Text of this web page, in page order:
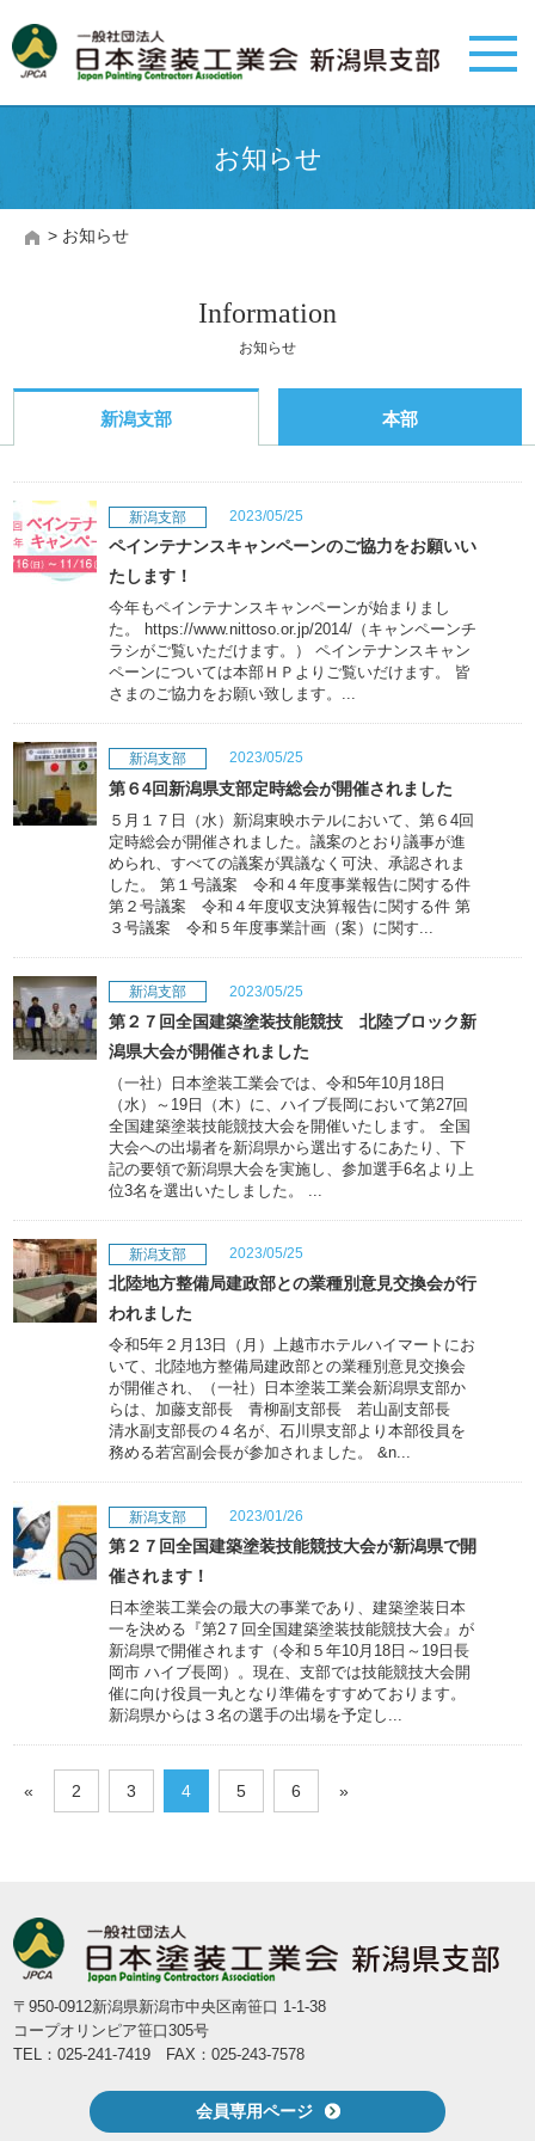
お知らせ
> お知らせ
Information
お知らせ
新潟支部 本部
新潟支部 2023/05/25
ペインテナンスキャンペーンのご協力をお願いい
たします！
今年もペインテナンスキャンペーンが始まりまし
た。 https://www.nittoso.or.jp/2014/（キャンペーンチ
ラシがご覧いただけます。） ペインテナンスキャン
ペーンについては本部ＨＰよりご覧いだけます。 皆
さまのご協力をお願い致します。...
新潟支部 2023/05/25
第６4回新潟県支部定時総会が開催されました
５月１７日（水）新潟東映ホテルにおいて、第６4回
定時総会が開催されました。議案のとおり議事が進
められ、すべての議案が異議なく可決、承認されま
した。 第１号議案 令和４年度事業報告に関する件
第２号議案 令和４年度収支決算報告に関する件 第
３号議案 令和５年度事業計画（案）に関す...
新潟支部 2023/05/25
第２７回全国建築塗装技能競技 北陸ブロック新
潟県大会が開催されました
（一社）日本塗装工業会では、令和5年10月18日
（水）～19日（木）に、ハイブ長岡において第27回
全国建築塗装技能競技大会を開催いたします。 全国
大会への出場者を新潟県から選出するにあたり、下
記の要領で新潟県大会を実施し、参加選手6名より上
位3名を選出いたしました。 ...
新潟支部 2023/05/25
北陸地方整備局建政部との業種別意見交換会が行
われました
令和5年２月13日（月）上越市ホテルハイマートにお
いて、北陸地方整備局建政部との業種別意見交換会
が開催され、（一社）日本塗装工業会新潟県支部か
らは、加藤支部長 青柳副支部長 若山副支部長
清水副支部長の４名が、石川県支部より本部役員を
務める若宮副会長が参加されました。 &n...
新潟支部 2023/01/26
第２７回全国建築塗装技能競技大会が新潟県で開
催されます！
日本塗装工業会の最大の事業であり、建築塗装日本
一を決める『第2７回全国建築塗装技能競技大会』が
新潟県で開催されます（令和５年10月18日～19日長
岡市 ハイブ長岡）。現在、支部では技能競技大会開
催に向け役員一丸となり準備をすすめております。
新潟県からは３名の選手の出場を予定し...
« 2 3 4 5 6 »
〒950-0912新潟県新潟市中央区南笹口 1-1-38
コープオリンピア笹口305号
TEL：025-241-7419 FAX：025-243-7578
会員専用ページ